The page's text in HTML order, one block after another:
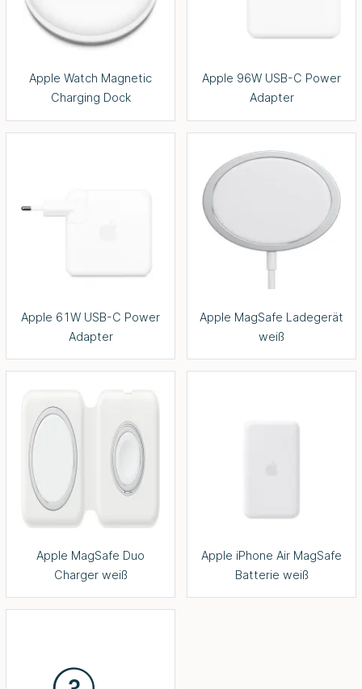
Apple Watch Magnetic
Charging Dock
Apple 96W USB-C Power
Adapter
Apple 61W USB-C Power
Adapter
Apple MagSafe Ladegerät
weiß
Apple MagSafe Duo
Charger weiß
Apple iPhone Air MagSafe
Batterie weiß